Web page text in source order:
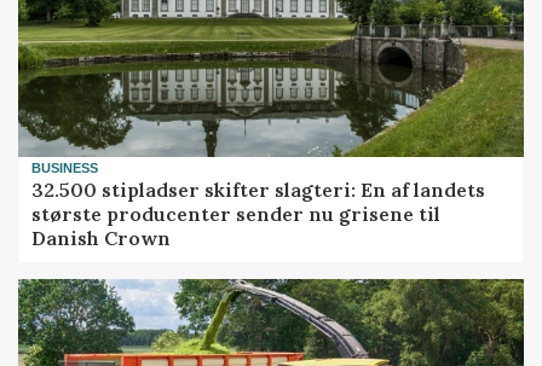
BUSINESS
32.500 stipladser skifter slagteri: En af landets
største producenter sender nu grisene til
Danish Crown